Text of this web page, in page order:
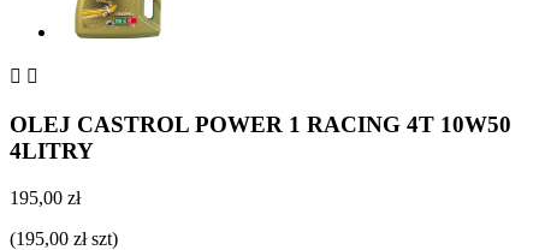
 
OLEJ CASTROL POWER 1 RACING 4T 10W50
4LITRY
195,00 zł
(195,00 zł szt)